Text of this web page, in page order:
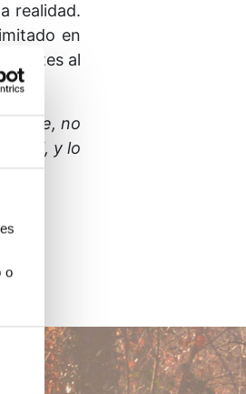
o
realidad.
en
límites al
Padre, no
a Ti, y lo